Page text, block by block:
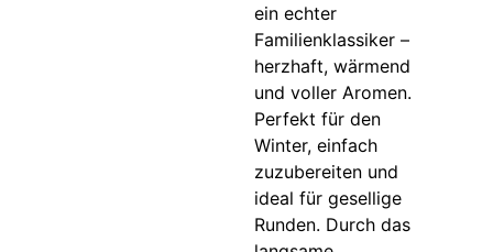
ein echter
Familienklassiker –
herzhaft, wärmend
und voller Aromen.
Perfekt für den
Winter, einfach
zuzubereiten und
ideal für gesellige
Runden. Durch das